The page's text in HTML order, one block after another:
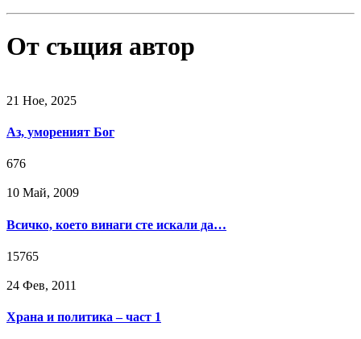
От същия автор
21 Ное, 2025
Аз, умореният Бог
676
10 Май, 2009
Всичко, което винаги сте искали да…
15765
24 Фев, 2011
Храна и политика – част 1